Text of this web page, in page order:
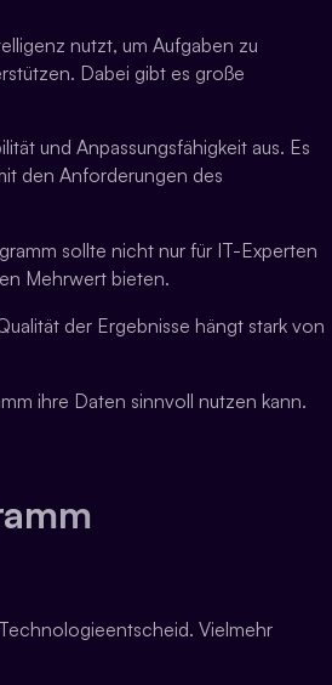
nutzt, um Aufgaben zu
Dabei gibt es große
und Anpassungsfähigkeit aus. Es
den Anforderungen des
sollte nicht nur für IT-Experten
Mehrwert bieten.
der Ergebnisse hängt stark von
ihre Daten sinnvoll nutzen kann.
Vielmehr